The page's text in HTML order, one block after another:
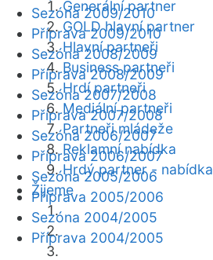
Generální partner
GOLD hlavní partner
Hlavní partneři
Business partneři
Hrdí partneři
Mediální partneři
Partneři mládeže
Reklamní nabídka
Hrdý partner - nabídka
Žijeme
Sezóna 2009/2010
Příprava 2009/2010
Sezóna 2008/2009
Příprava 2008/2009
Sezóna 2007/2008
Příprava 2007/2008
Sezóna 2006/2007
Příprava 2006/2007
Sezóna 2005/2006
Příprava 2005/2006
Sezóna 2004/2005
Příprava 2004/2005